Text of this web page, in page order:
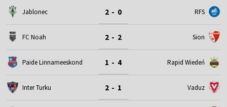
Jablonec 2 - 0 RFS
FC Noah 2 - 2 Sion
Paide Linnameeskond 1 - 4 Rapid Wiedeń
Inter Turku 2 - 1 Vaduz